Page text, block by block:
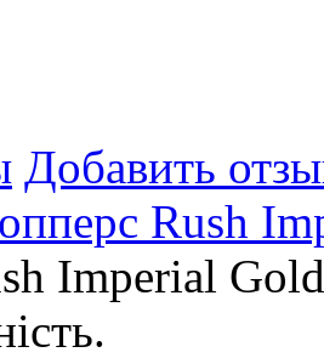
Добавить
Rush
Imperial